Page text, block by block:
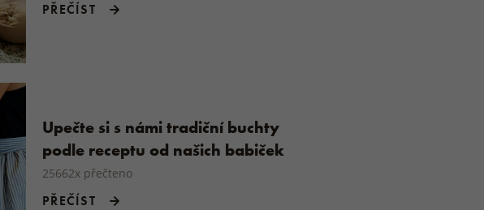
PŘEČÍST
Upečte si s námi tradiční buchty
podle receptu od našich babiček
25662x přečteno
PŘEČÍST